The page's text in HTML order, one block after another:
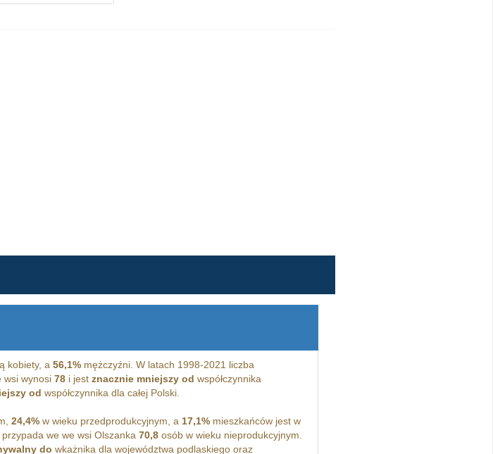
kobiety, a 56,1%mężczyźni. W latach 1998-2021 liczba
wsi wynosi 78i jest znacznie mniejszy od współczynnika
od współczynnika dla całej Polski.
24,4%w wieku przedprodukcyjnym, a 17,1%mieszkańców jest w
we we wsi Olszanka 70,8osób w wieku nieprodukcyjnym.
do wkażnika dla województwa podlaskiego oraz